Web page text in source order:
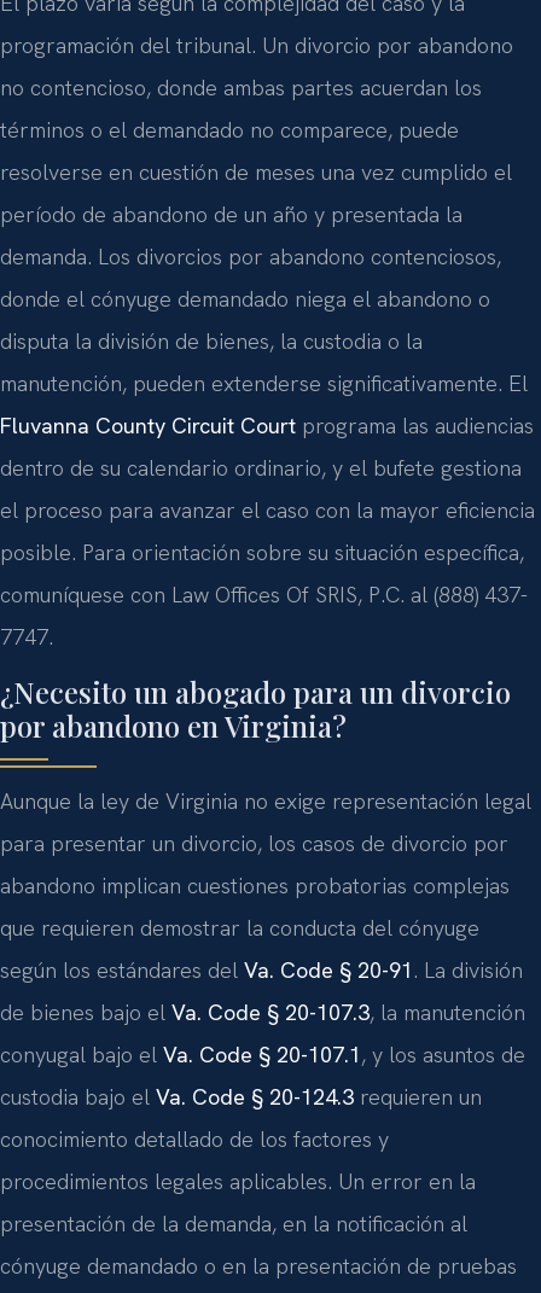
programación del tribunal. Un divorcio por abandono
no contencioso, donde ambas partes acuerdan los
términos o el demandado no comparece, puede
resolverse en cuestión de meses una vez cumplido el
período de abandono de un año y presentada la
demanda. Los divorcios por abandono contenciosos,
donde el cónyuge demandado niega el abandono o
disputa la división de bienes, la custodia o la
manutención, pueden extenderse significativamente. El
Fluvanna County Circuit Court programa las audiencias
dentro de su calendario ordinario, y el bufete gestiona
el proceso para avanzar el caso con la mayor eficiencia
posible. Para orientación sobre su situación específica,
comuníquese con Law Offices Of SRIS, P.C. al (888) 437-
7747.
¿Necesito un abogado para un divorcio
por abandono en Virginia?
Aunque la ley de Virginia no exige representación legal
para presentar un divorcio, los casos de divorcio por
abandono implican cuestiones probatorias complejas
que requieren demostrar la conducta del cónyuge
según los estándares del Va. Code § 20-91 . La división
de bienes bajo el Va. Code § 20-107.3, la manutención
conyugal bajo el Va. Code § 20-107.1, y los asuntos de
custodia bajo el Va. Code § 20-124.3 requieren un
conocimiento detallado de los factores y
procedimientos legales aplicables. Un error en la
presentación de la demanda, en la notificación al
cónyuge demandado o en la presentación de pruebas